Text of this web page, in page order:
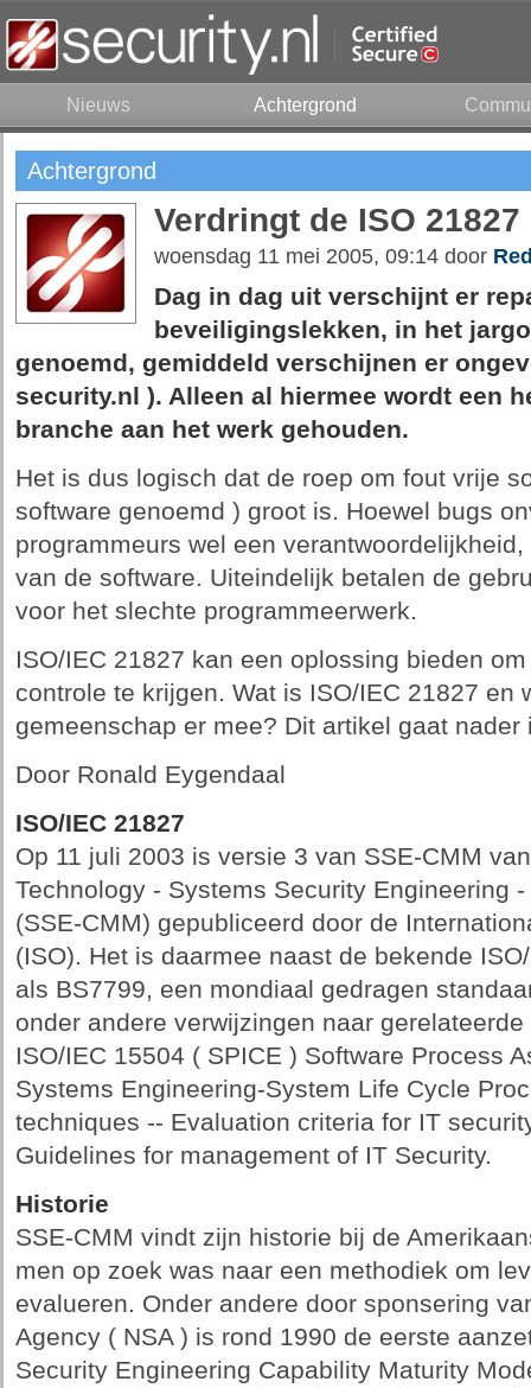
Nieuws Achtergrond
Achtergrond
Verdringt de ISO 21827
woensdag 11 mei 2005, 09:14 door
Dag in dag uit verschijnt er
beveiligingslekken, in het
genoemd, gemiddeld verschijnen er
security.nl ). Alleen al hiermee wordt een
branche aan het werk gehouden.
Het is dus logisch dat de roep om fout vrije
software genoemd ) groot is. Hoewel bugs
programmeurs wel een
van de software. Uiteindelijk betalen de
voor het slechte programmeerwerk.
ISO/IEC 21827 kan een oplossing bieden
controle te krijgen. Wat is ISO/IEC 21827 en
gemeenschap er mee? Dit artikel gaat nader
Door Ronald Eygendaal
ISO/IEC 21827
Op 11 juli 2003 is versie 3 van SSE-CMM
Technology - Systems Security Engineering
(SSE-CMM) gepubliceerd door de
(ISO). Het is daarmee naast de bekende
als BS7799, een mondiaal gedragen
onder andere verwijzingen naar
ISO/IEC 15504 ( SPICE ) Software Process
Systems Engineering-System Life Cycle
techniques -- Evaluation criteria for IT
Guidelines for management of IT Security.
Historie
SSE-CMM vindt zijn historie bij de
men op zoek was naar een methodiek om
evalueren. Onder andere door sponsering
Agency ( NSA ) is rond 1990 de eerste
Security Engineering Capability Maturity